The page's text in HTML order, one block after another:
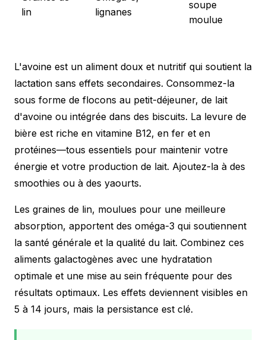
lin
lignanes
soupe
moulue
L'avoine est un aliment doux et nutritif qui soutient la
lactation sans effets secondaires. Consommez-la
sous forme de flocons au petit-déjeuner, de lait
d'avoine ou intégrée dans des biscuits. La levure de
bière est riche en vitamine B12, en fer et en
protéines—tous essentiels pour maintenir votre
énergie et votre production de lait. Ajoutez-la à des
smoothies ou à des yaourts.
Les graines de lin, moulues pour une meilleure
absorption, apportent des oméga-3 qui soutiennent
la santé générale et la qualité du lait. Combinez ces
aliments galactogènes avec une hydratation
optimale et une mise au sein fréquente pour des
résultats optimaux. Les effets deviennent visibles en
5 à 14 jours, mais la persistance est clé.